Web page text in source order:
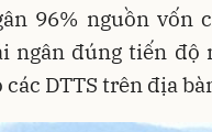
96% nguồn vốn
ngân đúng tiến độ
DTTS trên địa